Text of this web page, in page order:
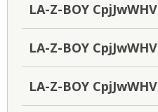
LA-Z-BOY CpjJwWHV
LA-Z-BOY CpjJwWHV
LA-Z-BOY CpjJwWHV